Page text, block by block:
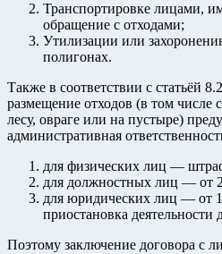
Транспортировке лицами,
обращение с отходами;
Утилизации или
полигонах.
Также в соответствии с статьёй
размещение отходов (в том числе
лесу, овраге или на пустыре)
административная
для физических лиц —
для должностных лиц — от
для юридических лиц — от
приостановка деятельности
Поэтому заключение договора с